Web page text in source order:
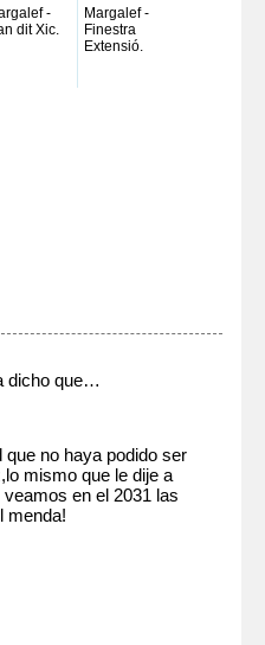
-
dit Xic.
Margalef -
Finestra
Extensió.
dicho que…
que no haya podido ser
mismo que le dije a
en el 2031 las
menda!